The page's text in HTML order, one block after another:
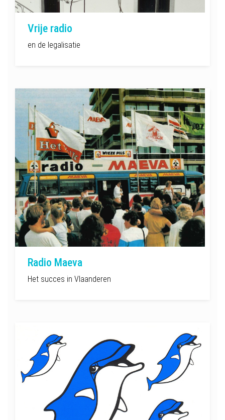
Vrije radio
en de legalisatie
Radio Maeva
Het succes in Vlaanderen